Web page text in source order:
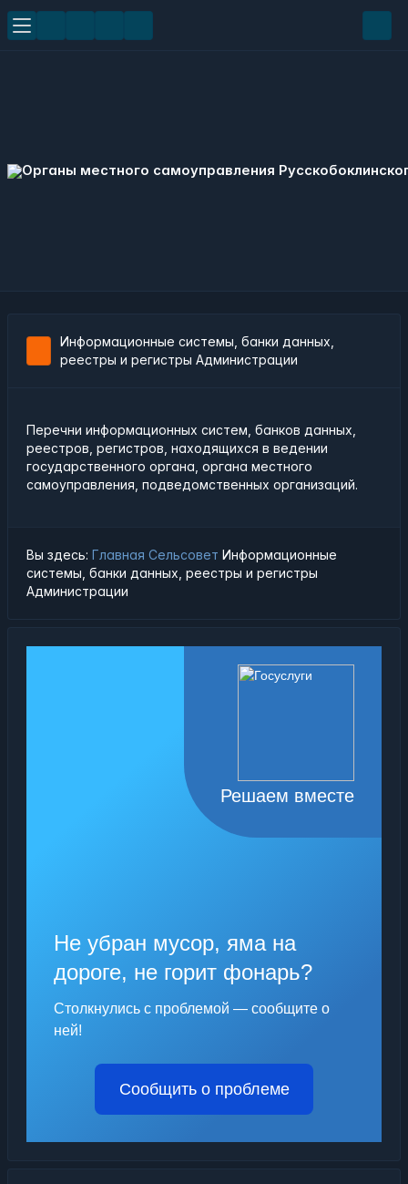
Информационные системы, банки данных,
реестры и регистры Администрации
Перечни информационных систем, банков данных,
реестров, регистров, находящихся в ведении
государственного органа, органа местного
самоуправления, подведомственных организаций.
Вы здесь: Главная Сельсовет Информационные
системы, банки данных, реестры и регистры
Администрации
Решаем вместе
Не убран мусор, яма на
дороге, не горит фонарь?
Столкнулись с проблемой — сообщите о
ней!
Сообщить о проблеме